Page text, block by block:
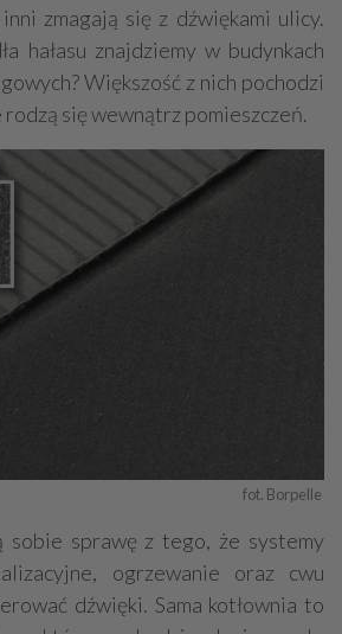
zmagają się z dźwiękami ulicy.
hałasu znajdziemy w budynkach
Większość z nich pochodzi
się wewnątrz pomieszczeń.
fot. Borpelle
sobie sprawę z tego, że systemy
ogrzewanie oraz cwu
dźwięki. Sama kotłownia to